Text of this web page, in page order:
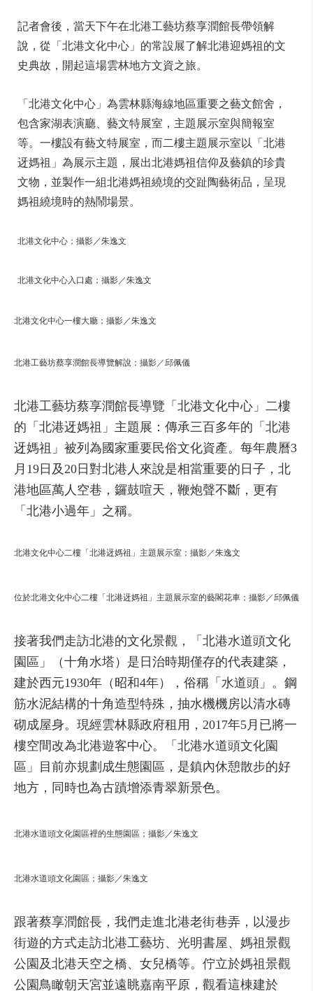
記者會後，當天下午在北港工藝坊蔡享潤館長帶領解
說，從「北港文化中心」的常設展了解北港迎媽祖的文
史典故，開起這場雲林地方文資之旅。
「北港文化中心」為雲林縣海線地區重要之藝文館舍，
包含家湖表演廳、藝文特展室，主題展示室與簡報室
等。一樓設有藝文特展室，而二樓主題展示室以「北港
迓媽祖」為展示主題，展出北港媽祖信仰及藝鎮的珍貴
文物，並製作一組北港媽祖繞境的交趾陶藝術品，呈現
媽祖繞境時的熱鬧場景。
北港文化中心；攝影／朱逸文
北港文化中心入口處；攝影／朱逸文
北港文化中心一樓大廳；攝影／朱逸文
北港工藝坊蔡享潤館長導覽解說；攝影／邱佩儀
北港工藝坊蔡享潤館長導覽「北港文化中心」二樓
的「北港迓媽祖」主題展：傳承三百多年的「北港
迓媽祖」被列為國家重要民俗文化資產。每年農曆3
月19日及20日對北港人來說是相當重要的日子，北
港地區萬人空巷，鑼鼓喧天，鞭炮聲不斷，更有
「北港小過年」之稱。
北港文化中心二樓「北港迓媽祖」主題展示室；攝影／朱逸文
位於北港文化中心二樓「北港迓媽祖」主題展示室的藝閣花車；攝影／邱佩儀
接著我們走訪北港的文化景觀，「北港水道頭文化
園區」（十角水塔）是日治時期僅存的代表建築，
建於西元1930年（昭和4年），俗稱「水道頭」。鋼
筋水泥結構的十角造型特殊，抽水機機房以清水磚
砌成屋身。現經雲林縣政府租用，2017年5月已將一
樓空間改為北港遊客中心。「北港水道頭文化園
區」目前亦規劃成生態園區，是鎮內休憩散步的好
地方，同時也為古蹟增添青翠新景色。
北港水道頭文化園區裡的生態園區；攝影／朱逸文
北港水道頭文化園區；攝影／朱逸文
跟著蔡享潤館長，我們走進北港老街巷弄，以漫步
街遊的方式走訪北港工藝坊、光明書屋、媽祖景觀
公園及北港天空之橋、女兒橋等。佇立於媽祖景觀
公園鳥瞰朝天宮並遠眺嘉南平原，觀看這棟建於